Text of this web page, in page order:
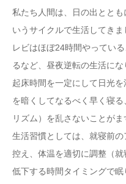
私たち人間は、日の出とと
いうサイクルで生活してき
レビはほぼ24時間やってい
るなど、昼夜逆転の生活にな
起床時間を一定にして日光
を暗くしてなるべく早く寝
リズム）を乱さないことが
生活習慣としては、就寝前
控え、体温を適切に調整（
低下する時間タイミングで